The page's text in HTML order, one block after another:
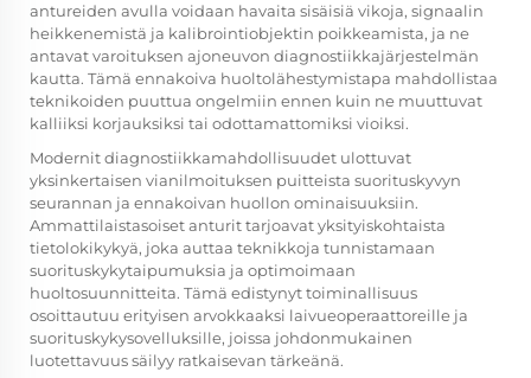
antureiden avulla voidaan havaita sisäisiä vikoja, signaalin
heikkenemistä ja kalibrointiobjektin poikkeamista, ja ne
antavat varoituksen ajoneuvon diagnostiikkajärjestelmän
kautta. Tämä ennakoiva huoltolähestymistapa mahdollistaa
teknikoiden puuttua ongelmiin ennen kuin ne muuttuvat
kalliiksi korjauksiksi tai odottamattomiksi vioiksi.
Modernit diagnostiikkamahdollisuudet ulottuvat
yksinkertaisen vianilmoituksen puitteista suorituskyvyn
seurannan ja ennakoivan huollon ominaisuuksiin.
Ammattilaistasoiset anturit tarjoavat yksityiskohtaista
tietolokikykyä, joka auttaa teknikkoja tunnistamaan
suorituskykytaipumuksia ja optimoimaan
huoltosuunnitteita. Tämä edistynyt toiminallisuus
osoittautuu erityisen arvokkaaksi laivueoperaattoreille ja
suorituskykysovelluksille, joissa johdonmukainen
luotettavuus säilyy ratkaisevan tärkeänä.